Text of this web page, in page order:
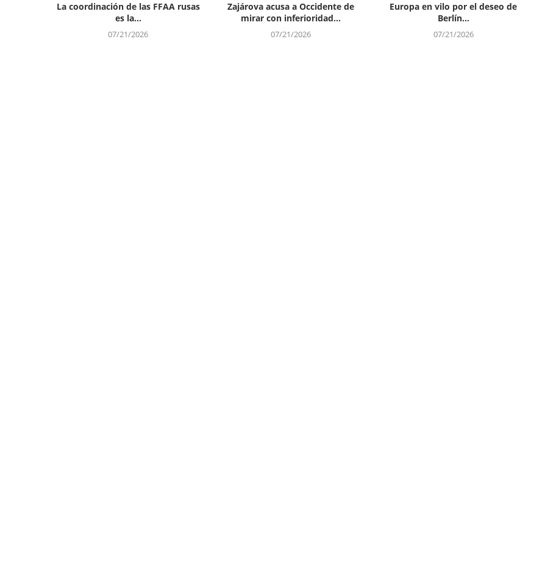
La coordinación de las FFAA rusas
es la...
07/21/2026
Zajárova acusa a Occidente de
mirar con inferioridad...
07/21/2026
Europa en vilo por el deseo de
Berlín...
07/21/2026